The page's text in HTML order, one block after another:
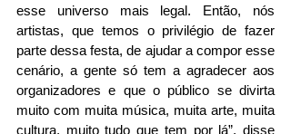
esse universo mais legal. Então, nós
artistas, que temos o privilégio de fazer
parte dessa festa, de ajudar a compor esse
cenário, a gente só tem a agradecer aos
organizadores e que o público se divirta
muito com muita música, muita arte, muita
cultura, muito tudo que tem por lá”, disse